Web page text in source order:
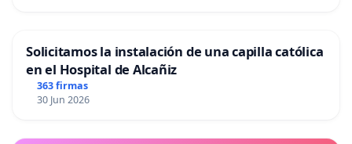
Solicitamos la instalación de una capilla católica
en el Hospital de Alcañiz
363 firmas
30 Jun 2026